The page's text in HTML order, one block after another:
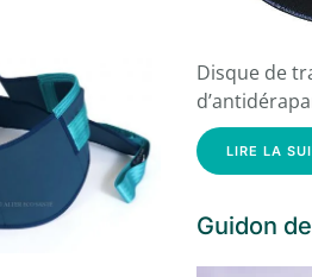
Disque de
LIRE LA
Guidon